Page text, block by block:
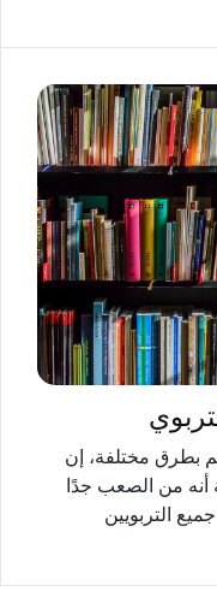
بطرق مختلفة، إن
أنه من الصعب جدًا
التربويين